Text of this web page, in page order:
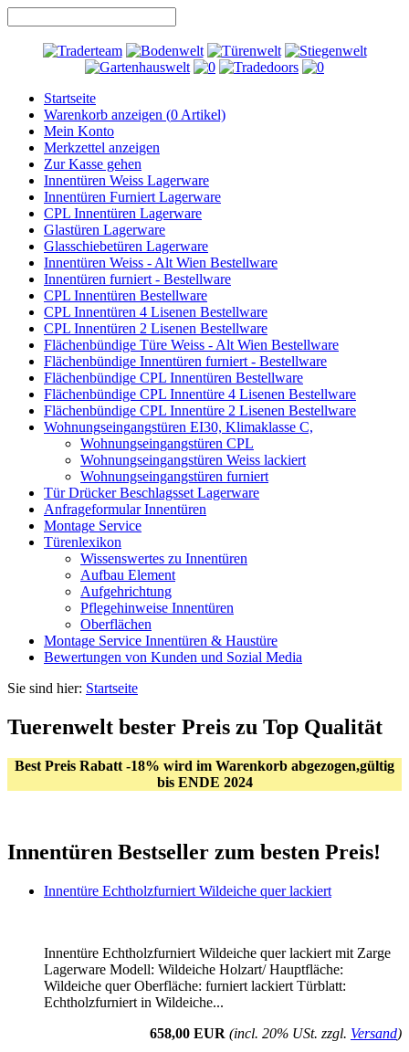
Startseite
Warenkorb anzeigen (0 Artikel)
Mein Konto
Merkzettel anzeigen
Zur Kasse gehen
Innentüren Weiss Lagerware
Innentüren Furniert Lagerware
CPL Innentüren Lagerware
Glastüren Lagerware
Glasschiebetüren Lagerware
Innentüren Weiss - Alt Wien Bestellware
Innentüren furniert - Bestellware
CPL Innentüren Bestellware
CPL Innentüren 4 Lisenen Bestellware
CPL Innentüren 2 Lisenen Bestellware
Flächenbündige Türe Weiss - Alt Wien Bestellware
Flächenbündige Innentüren furniert - Bestellware
Flächenbündige CPL Innentüren Bestellware
Flächenbündige CPL Innentüre 4 Lisenen Bestellware
Flächenbündige CPL Innentüre 2 Lisenen Bestellware
Wohnungseingangstüren EI30, Klimaklasse C,
Wohnungseingangstüren CPL
Wohnungseingangstüren Weiss lackiert
Wohnungseingangstüren furniert
Tür Drücker Beschlagsset Lagerware
Anfrageformular Innentüren
Montage Service
Türenlexikon
Wissenswertes zu Innentüren
Aufbau Element
Aufgehrichtung
Pflegehinweise Innentüren
Oberflächen
Montage Service Innentüren & Haustüre
Bewertungen von Kunden und Sozial Media
Sie sind hier: Startseite
Tuerenwelt bester Preis zu Top Qualität
Best Preis Rabatt -18% wird im Warenkorb abgezogen,gültig
bis ENDE 2024
Innentüren Bestseller zum besten Preis!
Innentüre Echtholzfurniert Wildeiche quer lackiert
Innentüre Echtholzfurniert Wildeiche quer lackiert mit Zarge
Lagerware Modell: Wildeiche Holzart/ Hauptfläche:
Wildeiche quer Oberfläche: furniert lackiert Türblatt:
Echtholzfurniert in Wildeiche...
658,00 EUR (incl. 20% USt. zzgl. Versand)